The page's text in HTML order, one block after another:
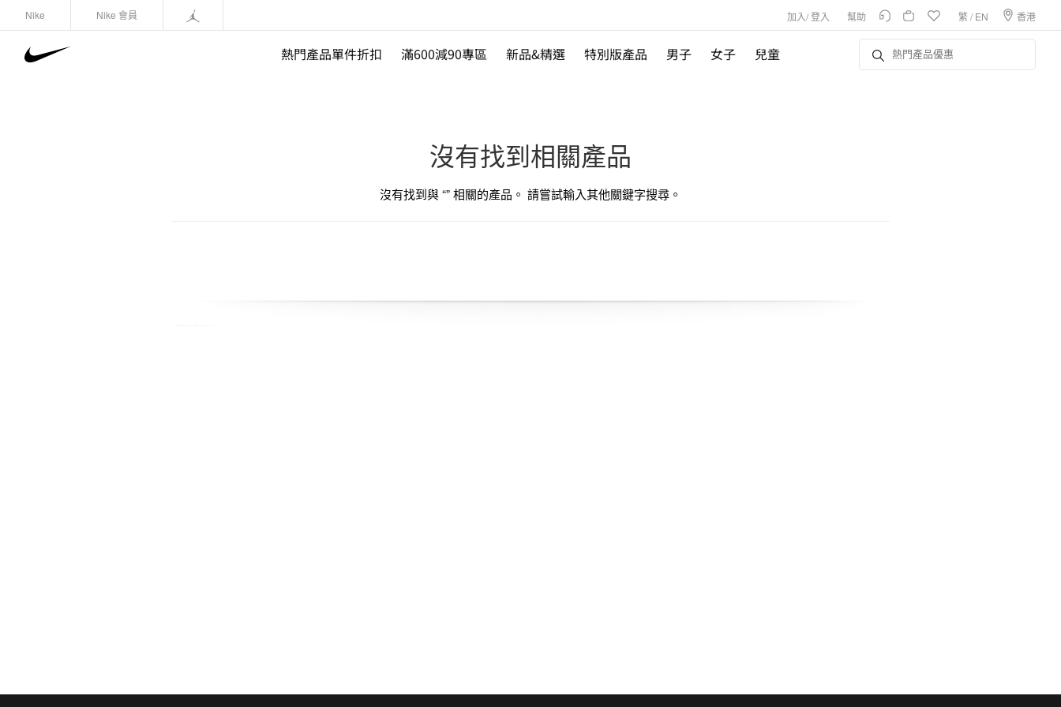
Nike Nike 會員 加入/登入 幫助 繁/ EN 香港
熱門產品單件折扣 滿600減90專區 新品&精選 特別版產品 男子 女子 兒童
沒有找到相關產品
沒有找到與 “” 相關的產品。 請嘗試輸入其他關鍵字搜尋。